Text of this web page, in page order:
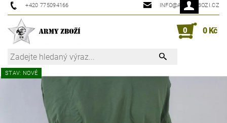
+420 775094166 INFO@ARMYZBOZI.CZ
0 0 Kč
STAV: NOVÉ